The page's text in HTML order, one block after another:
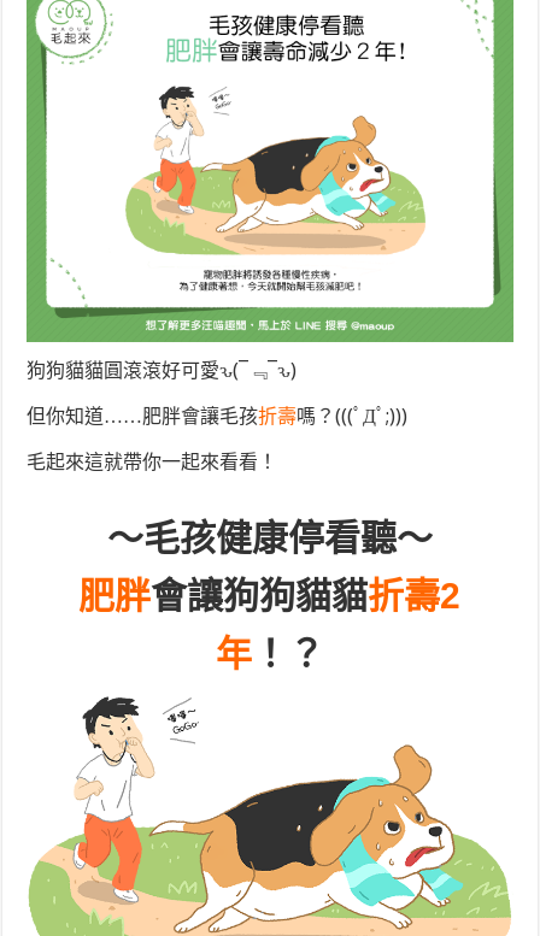
狗狗貓貓圓滾滾好可愛ԅ(¯﹃¯ԅ)
但你知道……肥胖會讓毛孩折壽嗎？(((ﾟДﾟ;)))
毛起來這就帶你一起來看看！
～毛孩健康停看聽～
肥胖會讓狗狗貓貓折壽2
年！？